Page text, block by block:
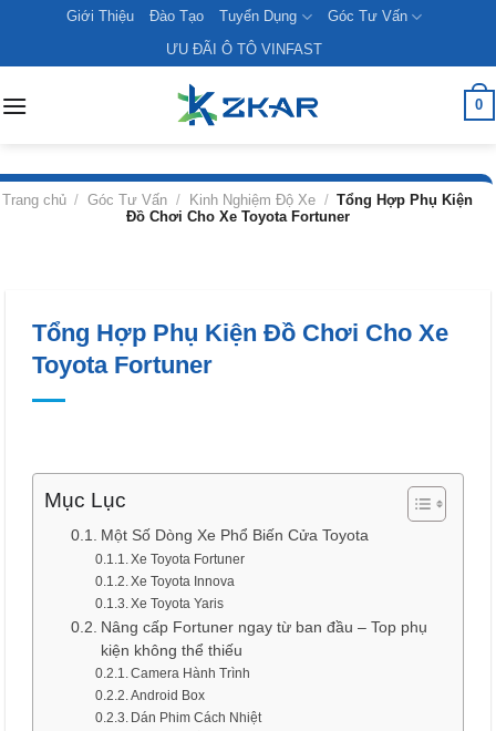
content
Giới Thiệu Đào Tạo Tuyển Dụng
Góc Tư Vấn
ƯU ĐÃI Ô TÔ VINFAST
0
Trang chủ / Góc Tư Vấn / Kinh Nghiệm Độ Xe / Tổng Hợp Phụ Kiện
Đồ Chơi Cho Xe Toyota Fortuner
Tổng Hợp Phụ Kiện Đồ Chơi Cho Xe
Toyota Fortuner
Mục Lục
Một Số Dòng Xe Phổ Biến Cửa Toyota
Xe Toyota Fortuner
Xe Toyota Innova
Xe Toyota Yaris
Nâng cấp Fortuner ngay từ ban đầu – Top phụ
kiện không thể thiếu
Camera Hành Trình
Android Box
Dán Phim Cách Nhiệt